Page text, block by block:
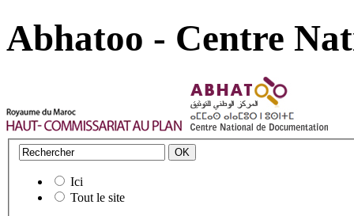
Abhatoo - Centre
Ici
Tout le site